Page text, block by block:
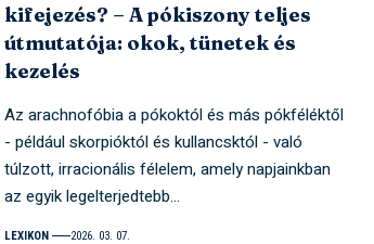
kifejezés? – A pókiszony teljes
útmutatója: okok, tünetek és
kezelés
Az arachnofóbia a pókoktól és más pókféléktől
- például skorpióktól és kullancsktól - való
túlzott, irracionális félelem, amely napjainkban
az egyik legelterjedtebb…
LEXIKON 2026. 03. 07.